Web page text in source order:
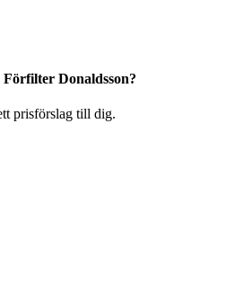
Donaldsson?
prisförslag till dig.